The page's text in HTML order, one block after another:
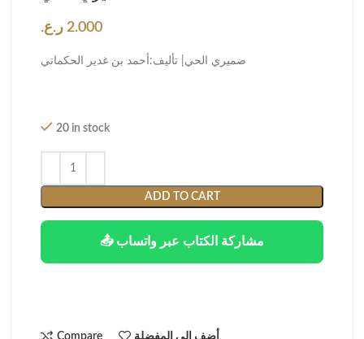
2.000 ر.ع.
ضميري الحي| تأليف:أحمد بن غدير الحكماني
20 in stock
ADD TO CART
📤 مشاركة الكتاب عبر واتساب
Compare أضف إلى المفضلة